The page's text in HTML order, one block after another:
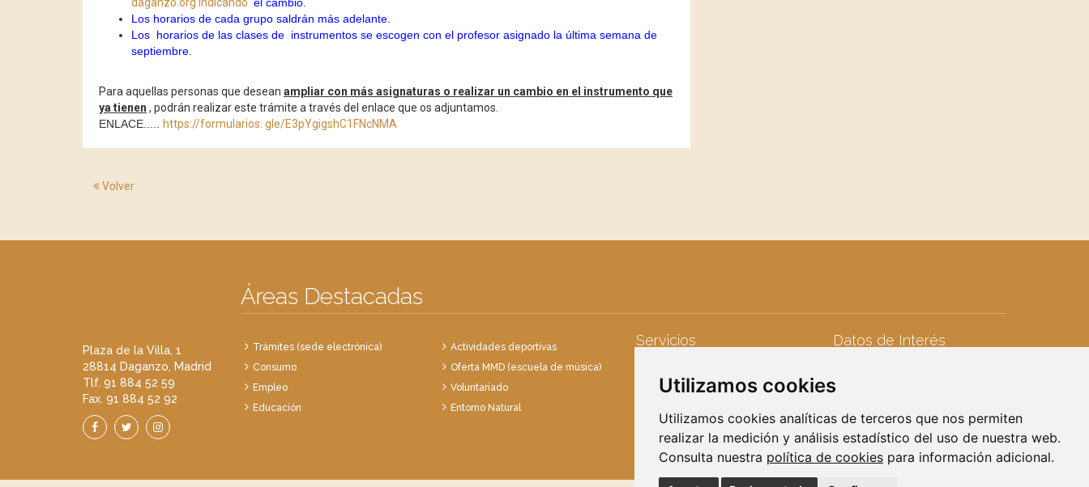
Utilizamos cookies
Utilizamos cookies analíticas de terceros que nos permiten
realizar la medición y análisis estadístico del uso de nuestra web.
Consulta nuestra política de cookies para información adicional.
Los horarios de cada grupo saldrán más adelante.
Los horarios de las clases de instrumentos se escogen con el profesor asignado la última semana de
septiembre.
Para aquellas personas que desean ampliar con más asignaturas o realizar un cambio en el instrumento que
ya tienen , podrán realizar este trámite a través del enlace que os adjuntamos.
ENLACE.....
https://formularios. gle/E3pYgigshC1FNcNMA
Volver
Áreas Destacadas
Trámites (sede electrónica)
Consumo
Empleo
Educación
Actividades deportivas
Oferta MMD (escuela de música)
Voluntariado
Entorno Natural
Servicios
Recogida de enseres
Datos de Interés
Calendario Escolar
Plaza de la Villa, 1
28814 Daganzo, Madrid
Tlf. 91 884 52 59
Fax. 91 884 52 92